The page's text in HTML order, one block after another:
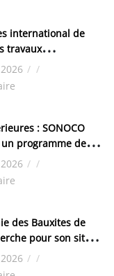
international de
travaux
de la zone
FANDJE (PAZIF)
/ /
: SONOCO
un programme de
la Malaisie
/ /
des Bauxites de
pour son site
techniciens
/ /